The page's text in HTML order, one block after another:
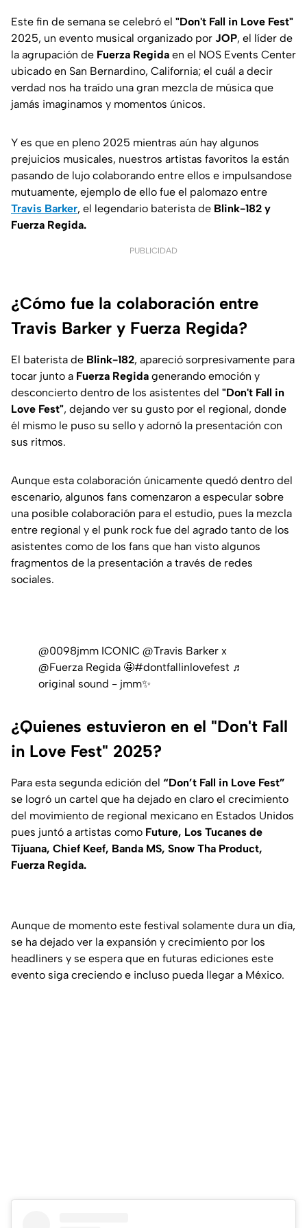
Este fin de semana se celebró el "Don't Fall in Love Fest"
2025, un evento musical organizado por JOP, el líder de
la agrupación de Fuerza Regida en el NOS Events Center
ubicado en San Bernardino, California; el cuál a decir
verdad nos ha traído una gran mezcla de música que
jamás imaginamos y momentos únicos.
Y es que en pleno 2025 mientras aún hay algunos
prejuicios musicales, nuestros artistas favoritos la están
pasando de lujo colaborando entre ellos e impulsandose
mutuamente, ejemplo de ello fue el palomazo entre
Travis Barker, el legendario baterista de Blink-182 y
Fuerza Regida.
PUBLICIDAD
¿Cómo fue la colaboración entre
Travis Barker y Fuerza Regida?
El baterista de Blink-182, apareció sorpresivamente para
tocar junto a Fuerza Regida generando emoción y
desconcierto dentro de los asistentes del "Don't Fall in
Love Fest", dejando ver su gusto por el regional, donde
él mismo le puso su sello y adornó la presentación con
sus ritmos.
Aunque esta colaboración únicamente quedó dentro del
escenario, algunos fans comenzaron a especular sobre
una posible colaboración para el estudio, pues la mezcla
entre regional y el punk rock fue del agrado tanto de los
asistentes como de los fans que han visto algunos
fragmentos de la presentación a través de redes
sociales.
@0098jmm ICONIC @Travis Barker x
@Fuerza Regida 🤩#dontfallinlovefest ♬
original sound - jmm✨
¿Quienes estuvieron en el "Don't Fall
in Love Fest" 2025?
Para esta segunda edición del “Don’t Fall in Love Fest”
se logró un cartel que ha dejado en claro el crecimiento
del movimiento de regional mexicano en Estados Unidos
pues juntó a artistas como Future, Los Tucanes de
Tijuana, Chief Keef, Banda MS, Snow Tha Product,
Fuerza Regida.
Aunque de momento este festival solamente dura un día,
se ha dejado ver la expansión y crecimiento por los
headliners y se espera que en futuras ediciones este
evento siga creciendo e incluso pueda llegar a México.